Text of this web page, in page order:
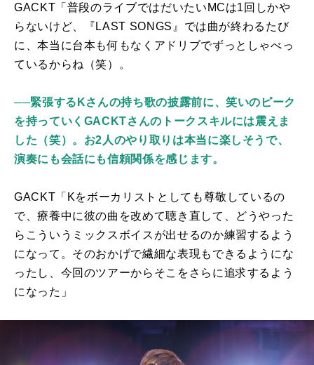
GACKT「普段のライブではだいたい MCは1 回しかや
らないけど、『 LAST SONGS 』では曲が終わるたび
に、本当に台本も何もなくアドリブでずっとしゃべっ
ているからね（笑）。
──緊張するKさんの持ち歌の披露前に、笑いのピーク
を持っていくGACKTさんのトークスキルには震えま
した（笑）。お2人のやり取りは本当に楽しそうで、
演奏にも会話にも信頼関係を感じます。
GACKT「Kをボーカリストとしても尊敬しているの
で、療養中に彼の曲を改めて聴き直して、どうやった
らこういうミックスボイスが出せるのか練習するよう
になって。そのおかげで繊細な表現もできるようにな
ったし、今回のツアーからそこをさらに追求するよう
になった」